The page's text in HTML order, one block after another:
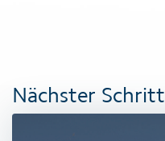
Nächster Schritt